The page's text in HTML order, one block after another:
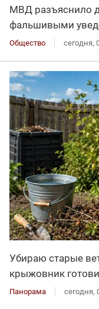
МВД разъяснило
фальшивыми
Общество сегодня,
Убираю старые
крыжовник
Панорама сегодня,